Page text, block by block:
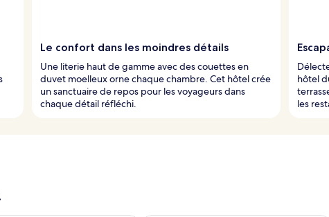
Le confort dans les moindres détails
Une literie haut de gamme avec des couettes en
duvet moelleux orne chaque chambre. Cet hôtel crée
un sanctuaire de repos pour les voyageurs dans
chaque détail réfléchi.
hôtel
les